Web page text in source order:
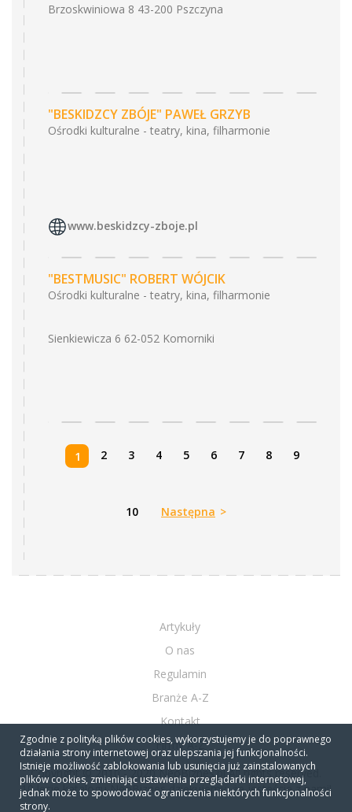
Zgodnie z polityką plików cookies, wykorzystujemy je do poprawnego
działania strony internetowej oraz ulepszania jej funkcjonalności.
Istnieje możliwość zablokowania lub usunięcia już zainstalowanych
plików cookies, zmieniając ustawienia przeglądarki internetowej,
jednak może to spowodować ograniczenia niektórych funkcjonalności
strony.
Brzoskwiniowa 8 43-200 Pszczyna
"BESKIDZCY ZBÓJE" PAWEŁ GRZYB
Ośrodki kulturalne - teatry, kina, filharmonie
www.beskidzcy-zboje.pl
"BESTMUSIC" ROBERT WÓJCIK
Ośrodki kulturalne - teatry, kina, filharmonie
Sienkiewicza 6 62-052 Komorniki
1 2 3 4 5 6 7 8 9
10 Następna >
Artykuły
O nas
Regulamin
Branże A-Z
Kontakt
Firmy A-Z
Copyright © 2010 - 2020 NeoBiznes.pl All rights reserved.
10 lecie katalogu NeoBiznes dziękujemy, że jesteście z nami!